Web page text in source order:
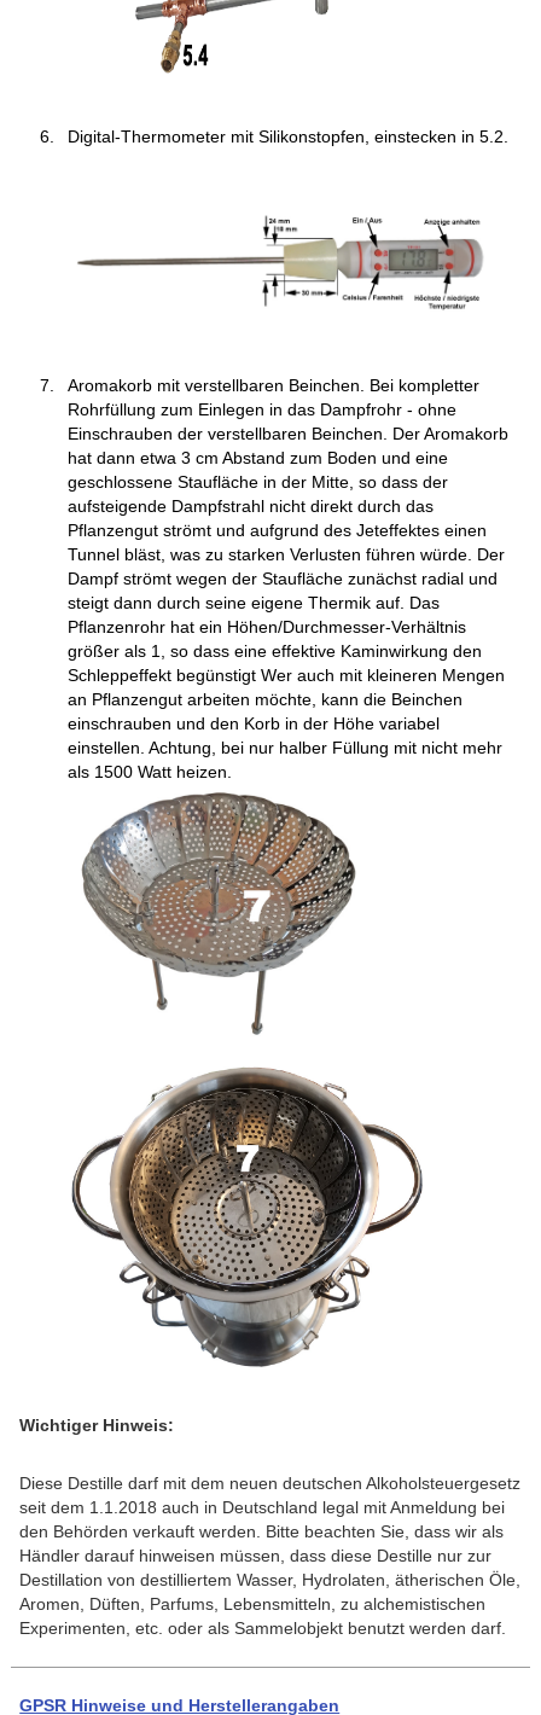
Digital-Thermometer mit Silikonstopfen, einstecken in 5.2.
Aromakorb mit verstellbaren Beinchen. Bei kompletter
Rohrfüllung zum Einlegen in das Dampfrohr - ohne
Einschrauben der verstellbaren Beinchen. Der Aromakorb
hat dann etwa 3 cm Abstand zum Boden und eine
geschlossene Staufläche in der Mitte, so dass der
aufsteigende Dampfstrahl nicht direkt durch das
Pflanzengut strömt und aufgrund des Jeteffektes einen
Tunnel bläst, was zu starken Verlusten führen würde. Der
Dampf strömt wegen der Staufläche zunächst radial und
steigt dann durch seine eigene Thermik auf. Das
Pflanzenrohr hat ein Höhen/Durchmesser-Verhältnis
größer als 1, so dass eine effektive Kaminwirkung den
Schleppeffekt begünstigt Wer auch mit kleineren Mengen
an Pflanzengut arbeiten möchte, kann die Beinchen
einschrauben und den Korb in der Höhe variabel
einstellen. Achtung, bei nur halber Füllung mit nicht mehr
als 1500 Watt heizen.
Wichtiger Hinweis:
Diese Destille darf mit dem neuen deutschen Alkoholsteuergesetz
seit dem 1.1.2018 auch in Deutschland legal mit Anmeldung bei
den Behörden verkauft werden. Bitte beachten Sie, dass wir als
Händler darauf hinweisen müssen, dass diese Destille nur zur
Destillation von destilliertem Wasser, Hydrolaten, ätherischen Öle,
Aromen, Düften, Parfums, Lebensmitteln, zu alchemistischen
Experimenten, etc. oder als Sammelobjekt benutzt werden darf.
GPSR Hinweise und Herstellerangaben